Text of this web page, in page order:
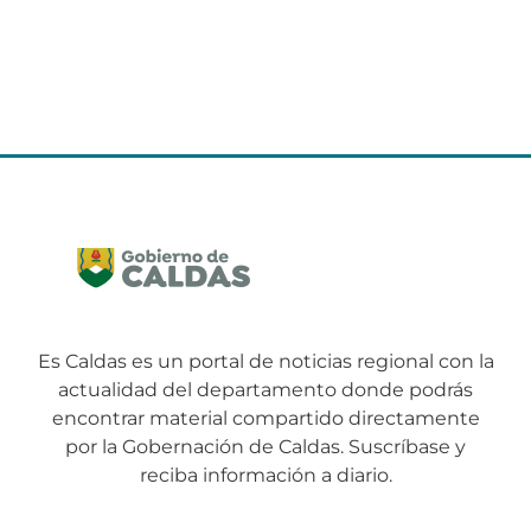
Es Caldas es un portal de noticias regional con la
actualidad del departamento donde podrás
encontrar material compartido directamente
por la Gobernación de Caldas. Suscríbase y
reciba información a diario.